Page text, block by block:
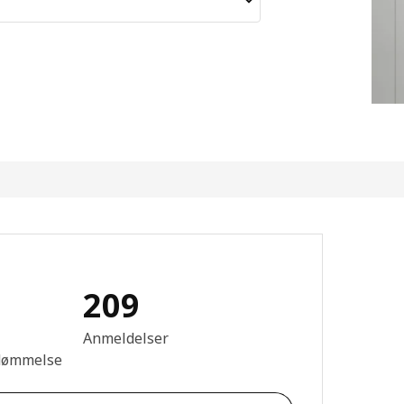
4.3 Ud af 5 Stjerner. Anmeldelser i alt: 209
209
Anmeldelser